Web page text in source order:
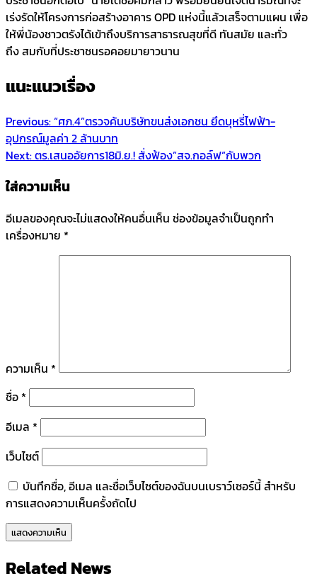
เร่งรัดให้โครงการก่อสร้างอาคาร OPD แห่งนี้แล้วเสร็จตามแผน เพื่อ
ให้พี่น้องชาวตรังได้เข้าถึงบริการสาธารณสุขที่ดี ทันสมัย และทั่ว
ถึง สมกับที่ประชาชนรอคอยมายาวนาน
แนะแนวเรื่อง
Previous:“ศภ.4”ตรวจค้นบริษัทขนส่งเอกชน ยึดบุหรี่ไฟฟ้า-
อุปกรณ์มูลค่า 2 ล้านบาท
Next:ตร.เสนออัยการ18มิ.ย.! สั่งฟ้อง”สจ.กอล์ฟ“กับพวก
ใส่ความเห็น
อีเมลของคุณจะไม่แสดงให้คนอื่นเห็น ช่องข้อมูลจำเป็นถูกทำ
เครื่องหมาย *
ความเห็น *
ชื่อ *
อีเมล *
เว็บไซต์
บันทึกชื่อ, อีเมล และชื่อเว็บไซต์ของฉันบนเบราว์เซอร์นี้ สำหรับ
การแสดงความเห็นครั้งถัดไป
Related News